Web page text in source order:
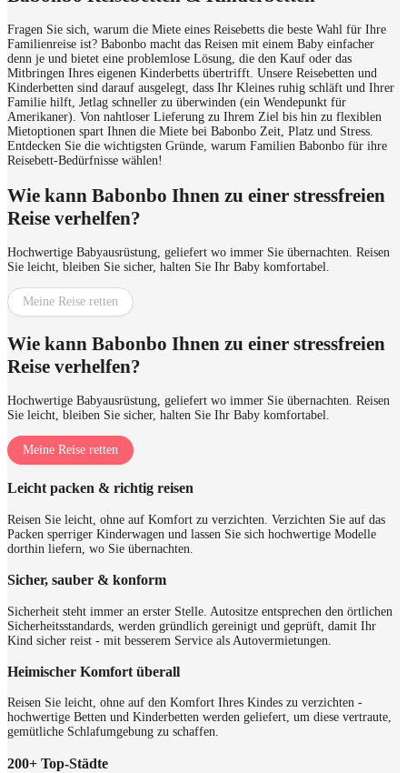
Fragen Sie sich, warum die Miete eines Reisebetts die beste Wahl für Ihre
Familienreise ist? Babonbo macht das Reisen mit einem Baby einfacher
denn je und bietet eine problemlose Lösung, die den Kauf oder das
Mitbringen Ihres eigenen Kinderbetts übertrifft. Unsere Reisebetten und
Kinderbetten sind darauf ausgelegt, dass Ihr Kleines ruhig schläft und Ihrer
Familie hilft, Jetlag schneller zu überwinden (ein Wendepunkt für
Amerikaner). Von nahtloser Lieferung zu Ihrem Ziel bis hin zu flexiblen
Mietoptionen spart Ihnen die Miete bei Babonbo Zeit, Platz und Stress.
Entdecken Sie die wichtigsten Gründe, warum Familien Babonbo für ihre
Reisebett-Bedürfnisse wählen!
Wie kann Babonbo Ihnen zu einer stressfreien
Reise verhelfen?
Hochwertige Babyausrüstung, geliefert wo immer Sie übernachten. Reisen
Sie leicht, bleiben Sie sicher, halten Sie Ihr Baby komfortabel.
Meine Reise retten
Wie kann Babonbo Ihnen zu einer stressfreien
Reise verhelfen?
Hochwertige Babyausrüstung, geliefert wo immer Sie übernachten. Reisen
Sie leicht, bleiben Sie sicher, halten Sie Ihr Baby komfortabel.
Meine Reise retten
Leicht packen & richtig reisen
Reisen Sie leicht, ohne auf Komfort zu verzichten. Verzichten Sie auf das
Packen sperriger Kinderwagen und lassen Sie sich hochwertige Modelle
dorthin liefern, wo Sie übernachten.
Sicher, sauber & konform
Sicherheit steht immer an erster Stelle. Autositze entsprechen den örtlichen
Sicherheitsstandards, werden gründlich gereinigt und geprüft, damit Ihr
Kind sicher reist - mit besserem Service als Autovermietungen.
Heimischer Komfort überall
Reisen Sie leicht, ohne auf den Komfort Ihres Kindes zu verzichten -
hochwertige Betten und Kinderbetten werden geliefert, um diese vertraute,
gemütliche Schlafumgebung zu schaffen.
200+ Top‑Städte